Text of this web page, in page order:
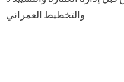
والتخطيط العمراني